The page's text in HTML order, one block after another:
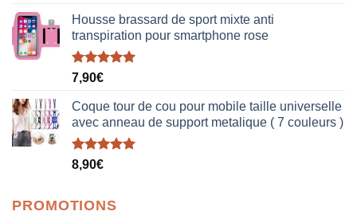
Housse brassard de sport mixte anti
transpiration pour smartphone rose
Note5.00
7,90€
Coque tour de cou pour mobile taille universelle
avec anneau de support metalique ( 7 couleurs )
Note5.00
8,90€
PROMOTIONS